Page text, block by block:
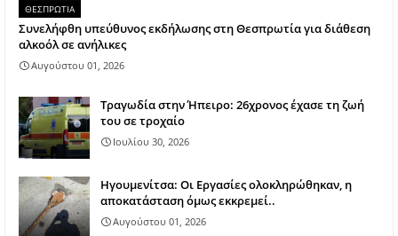
ΘΕΣΠΡΩΤΙΑ
Συνελήφθη υπεύθυνος εκδήλωσης στη Θεσπρωτία για διάθεση
αλκοόλ σε ανήλικες
Αυγούστου 01, 2026
Τραγωδία στην Ήπειρο: 26χρονος έχασε τη ζωή
του σε τροχαίο
Ιουλίου 30, 2026
Ηγουμενίτσα: Οι Εργασίες ολοκληρώθηκαν, η
αποκατάσταση όμως εκκρεμεί..
Αυγούστου 01, 2026